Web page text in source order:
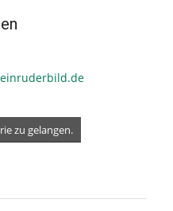
zu gelangen.